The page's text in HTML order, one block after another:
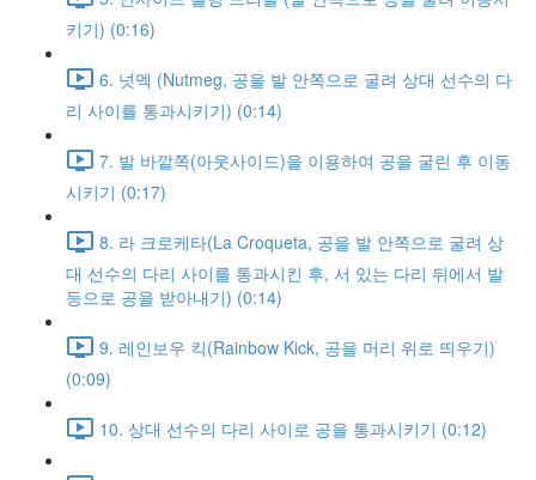
키기) (0:16)
6. 넛멕 (Nutmeg, 공을 발 안쪽으로 굴려 상대 선수의 다
리 사이를 통과시키기) (0:14)
7. 발 바깥쪽(아웃사이드)을 이용하여 공을 굴린 후 이동
시키기 (0:17)
8. 라 크로케타(La Croqueta, 공을 발 안쪽으로 굴려 상
대 선수의 다리 사이를 통과시킨 후, 서 있는 다리 뒤에서 발
등으로 공을 받아내기) (0:14)
9. 레인보우 킥(Rainbow Kick, 공을 머리 위로 띄우기)
(0:09)
10. 상대 선수의 다리 사이로 공을 통과시키기 (0:12)